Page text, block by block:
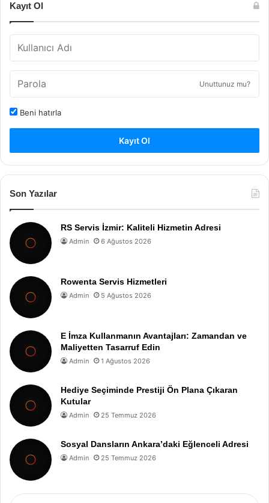
Kayıt Ol
Unuttunuz mu?
Beni hatırla
Kayıt Ol
Son Yazılar
RS Servis İzmir: Kaliteli Hizmetin Adresi
Admin 6 Ağustos 2026
Rowenta Servis Hizmetleri
Admin 5 Ağustos 2026
E İmza Kullanmanın Avantajları: Zamandan ve
Maliyetten Tasarruf Edin
Admin 1 Ağustos 2026
Hediye Seçiminde Prestiji Ön Plana Çıkaran
Kutular
Admin 25 Temmuz 2026
Sosyal Dansların Ankara’daki Eğlenceli Adresi
Admin 25 Temmuz 2026